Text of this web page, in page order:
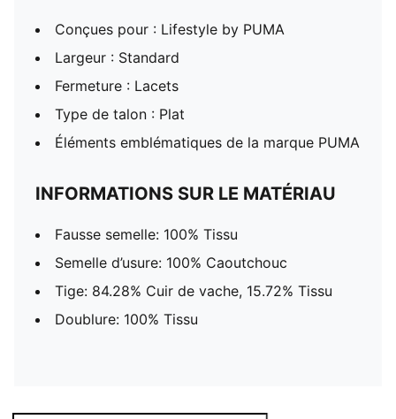
Conçues pour : Lifestyle by PUMA
Largeur : Standard
Fermeture : Lacets
Type de talon : Plat
Éléments emblématiques de la marque PUMA
INFORMATIONS SUR LE MATÉRIAU
Fausse semelle: 100% Tissu
Semelle d’usure: 100% Caoutchouc
Tige: 84.28% Cuir de vache, 15.72% Tissu
Doublure: 100% Tissu